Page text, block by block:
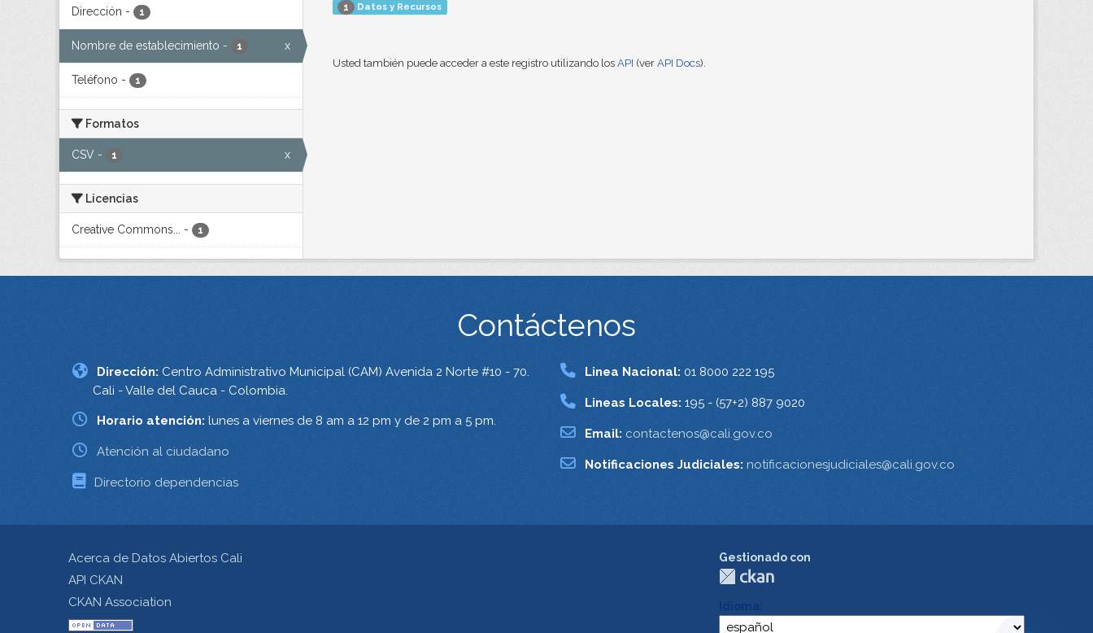
Dirección - 1
Nombre de establecimiento - 1 x
Teléfono - 1
Formatos
CSV - 1 x
Licencias
Creative Commons... - 1
1
Datos y Recursos
Usted también puede acceder a este registro utilizando los API (ver API Docs).
Contáctenos
Dirección: Centro Administrativo Municipal (CAM) Avenida 2 Norte #10 - 70.
Cali - Valle del Cauca - Colombia.
Horario atención: lunes a viernes de 8 am a 12 pm y de 2 pm a 5 pm.
Atención al ciudadano
Directorio dependencias
Linea Nacional: 01 8000 222 195
Lineas Locales: 195 - (57+2) 887 9020
Email: contactenos@cali.gov.co
Notificaciones Judiciales: notificacionesjudiciales@cali.gov.co
Acerca de Datos Abiertos Cali
API CKAN
CKAN Association
Gestionado con